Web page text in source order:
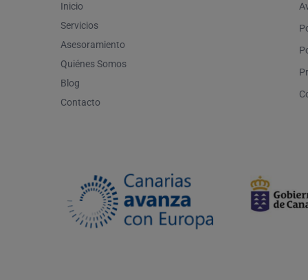
Inicio
Servicios
Asesoramiento
Quiénes Somos
Blog
Contacto